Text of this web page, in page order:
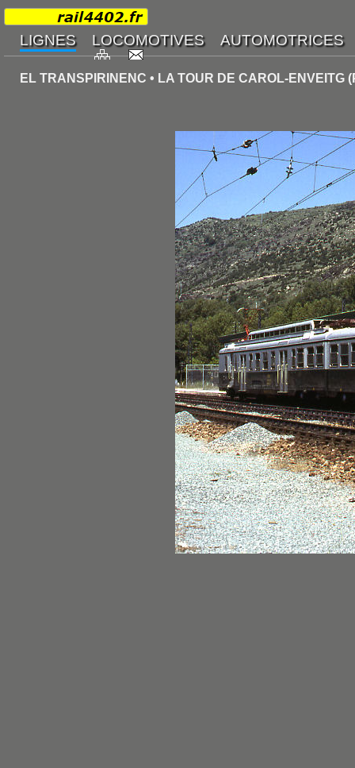
EL TRANSPIRINENC • LA TOUR DE CAROL-ENVEITG